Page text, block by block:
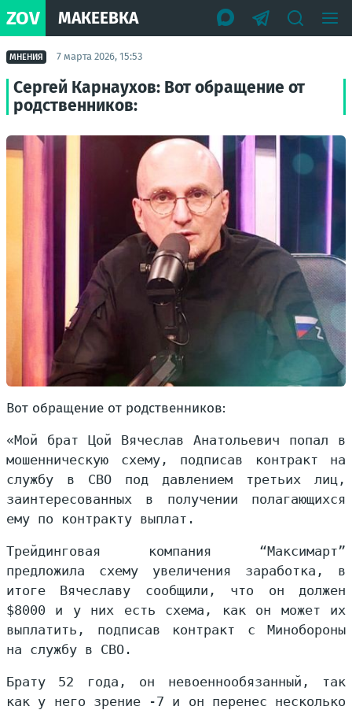
ZOV МАКЕЕВКА
МНЕНИЯ 7 марта 2026, 15:53
Сергей Карнаухов: Вот обращение от
родственников:
Вот обращение от родственников:
«Мой брат Цой Вячеслав Анатольевич попал в
мошенническую схему, подписав контракт на
службу в СВО под давлением третьих лиц,
заинтересованных в получении полагающихся
ему по контракту выплат.
Трейдинговая компания “Максимарт”
предложила схему увеличения заработка, в
итоге Вячеславу сообщили, что он должен
$8000 и у них есть схема, как он может их
выплатить, подписав контракт с Минобороны
на службу в СВО.
Брату 52 года, он невоеннообязанный, так
как у него зрение -7 и он перенес несколько